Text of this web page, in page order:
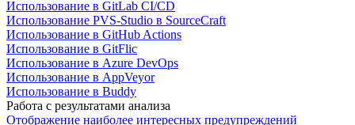
Использование в GitLab CI/CD
Использование PVS-Studio в SourceCraft
Использование в GitHub Actions
Использование в GitFlic
Использование в Azure DevOps
Использование в AppVeyor
Использование в Buddy
Работа с результатами анализа
Отображение наиболее интересных предупреждений